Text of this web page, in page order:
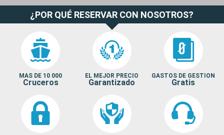
¿POR QUÉ RESERVAR CON NOSOTROS?
MAS DE 10 000
Cruceros
EL MEJOR PRECIO
Garantizado
GASTOS DE GESTION
Gratis